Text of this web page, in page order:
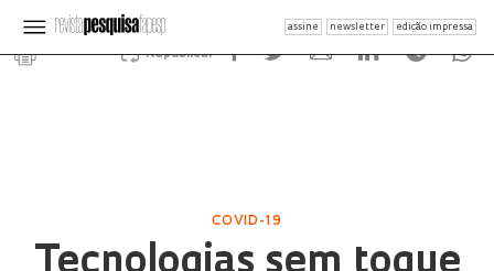
assine newsletter edição impressa
Republicar
COVID-19